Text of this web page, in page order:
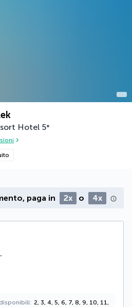
Hotel 5*
paga in 2x o 4x
2, 3, 4, 5, 6, 7, 8, 9, 10, 11,